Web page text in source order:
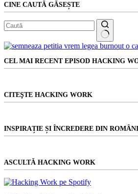
birou.
Moartea
răpește
din
o
tânără
angajată.
MDPI
acuză
CINE CAUTĂ GĂSEȘTE
Niciun
CEL MAI RECENT EPISOD HACKING
CITEŞTE HACKING WORK
INSPIRAȚIE ȘI ÎNCREDERE DIN
ASCULTĂ HACKING WORK